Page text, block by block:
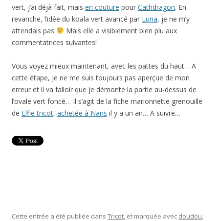
vert, j’ai déjà fait, mais en couture pour Cathdragon. En
revanche, l’idée du koala vert avancé par Luna, je ne m’y
attendais pas
Mais elle a visiblement bien plu aux
commentatrices suivantes!
Vous voyez mieux maintenant, avec les pattes du haut… A
cette étape, je ne me suis toujours pas aperçue de mon
erreur et il va falloir que je démonte la partie au-dessus de
l’ovale vert foncé… Il s’agit de la fiche marionnette grenouille
de Elfie tricot, achetée à Nans il y a un an… A suivre…
Cette entrée a été publiée dans Tricot, et marquée avec doudou,